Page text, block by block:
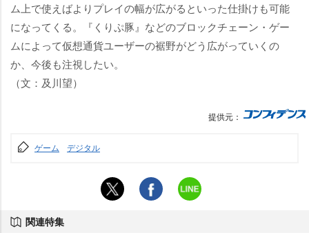
ム上で使えばよりプレイの幅が広がるといった仕掛けも可能
になってくる。『くりぷ豚』などのブロックチェーン・ゲー
ムによって仮想通貨ユーザーの裾野がどう広がっていくの
か、今後も注視したい。
（文：及川望）
提供元：
ゲーム デジタル
関連特集